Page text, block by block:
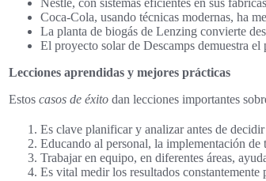
Nestlé, con sistemas eficientes en sus
Coca-Cola, usando técnicas modernas, ha
La planta de biogás de Lenzing convierte
El proyecto solar de Descamps demuestra
Lecciones aprendidas y mejores prácticas
Estos casos de éxito dan lecciones importantes
Es clave planificar y analizar antes de
Educando al personal, la implementación de
Trabajar en equipo, en diferentes áreas,
Es vital medir los resultados constantemente